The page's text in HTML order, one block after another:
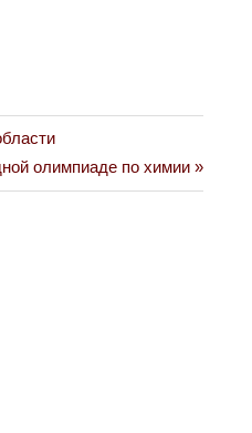
олимпиаде по химии